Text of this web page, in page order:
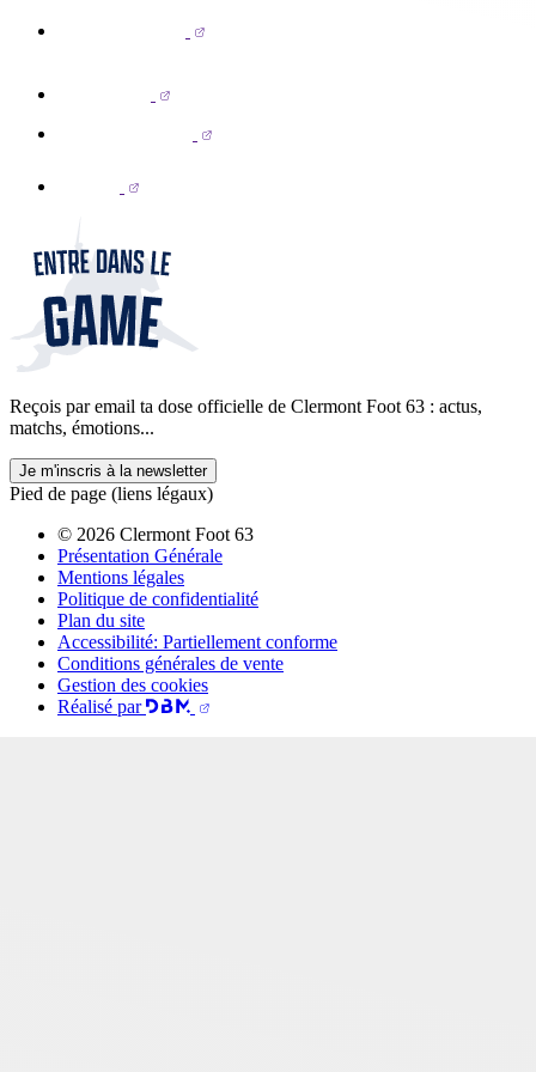
Reçois par email ta dose officielle de Clermont Foot 63 : actus,
matchs, émotions...
Je m'inscris à la newsletter
Pied de page (liens légaux)
© 2026 Clermont Foot 63
Présentation Générale
Mentions légales
Politique de confidentialité
Plan du site
Accessibilité: Partiellement conforme
Conditions générales de vente
Gestion des cookies
Réalisé par